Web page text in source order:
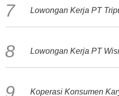
Lowongan Kerja PT
Lowongan Kerja PT
Koperasi Konsumen